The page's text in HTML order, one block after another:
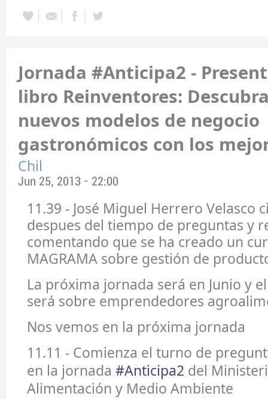
Jornada #Anticipa2 -
libro Reinventores:
nuevos modelos de negocio
gastronómicos con los
Chil
Jun 25, 2013 - 22:00
11.39 - José Miguel Herrero Velasco
despues del tiempo de preguntas y
comentando que se ha creado un
MAGRAMA sobre gestión de
La próxima jornada será en Junio y
será sobre emprendedores
Nos vemos en la próxima jornada
11.11 - Comienza el turno de
en la jornada #Anticipa2 del
Alimentación y Medio Ambiente